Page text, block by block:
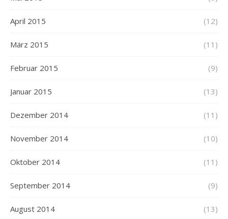
April 2015 (12)
März 2015 (11)
Februar 2015 (9)
Januar 2015 (13)
Dezember 2014 (11)
November 2014 (10)
Oktober 2014 (11)
September 2014 (9)
August 2014 (13)